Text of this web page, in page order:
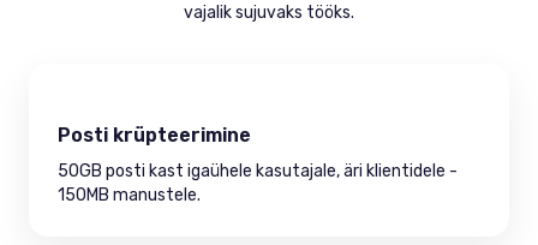
vajalik sujuvaks tööks.
Posti krüpteerimine
50GB posti kast igaühele kasutajale, äri klientidele -
150MB manustele.